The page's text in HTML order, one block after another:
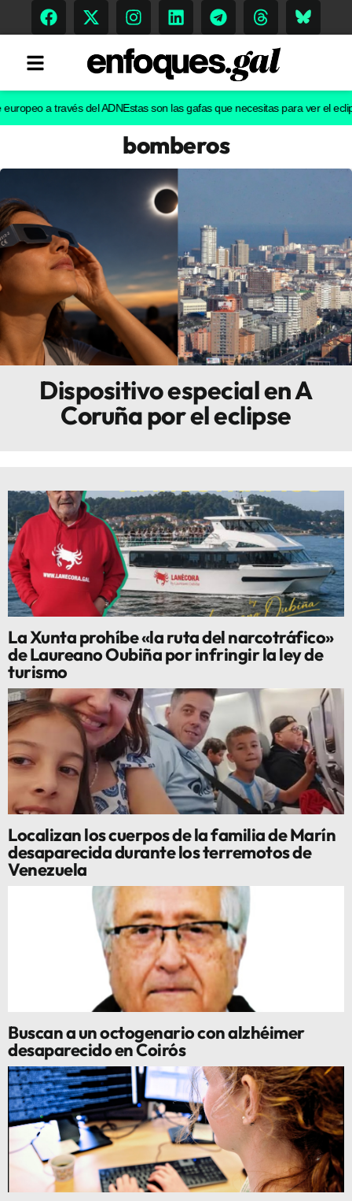
Gastronomía
Escenarios
Sostenibilidad
Innova
a través del ADNEstas son las gafas que necesitas para ver el eclipse
bomberos
Dispositivo especial en A
Coruña por el eclipse
La Xunta prohíbe «la ruta del narcotráfico»
de Laureano Oubiña por infringir la ley de
turismo
Localizan los cuerpos de la familia de Marín
desaparecida durante los terremotos de
Venezuela
Buscan a un octogenario con alzhéimer
desaparecido en Coirós